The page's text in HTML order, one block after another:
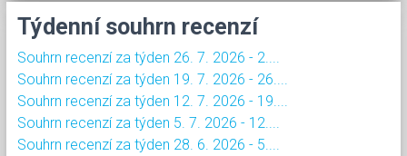
Týdenní souhrn recenzí
Souhrn recenzí za týden 26. 7. 2026 - 2....
Souhrn recenzí za týden 19. 7. 2026 - 26....
Souhrn recenzí za týden 12. 7. 2026 - 19....
Souhrn recenzí za týden 5. 7. 2026 - 12....
Souhrn recenzí za týden 28. 6. 2026 - 5....